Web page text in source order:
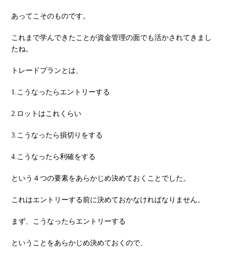
あってこそのものです。
これまで学んできたことが資⾦管理の⾯でも活かされてきまし
たね。
トレードプランとは、
1.こうなったらエントリーする
2.ロットはこれくらい
3.こうなったら損切りをする
4.こうなったら利確をする
という４つの要素をあらかじめ決めておくことでした。
これはエントリーする前に決めておかなければなりません。
まず、こうなったらエントリーする
ということをあらかじめ決めておくので、